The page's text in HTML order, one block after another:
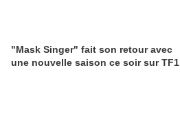
"Mask Singer" fait son retour avec
une nouvelle saison ce soir sur TF1